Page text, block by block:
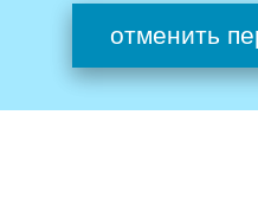
отменить